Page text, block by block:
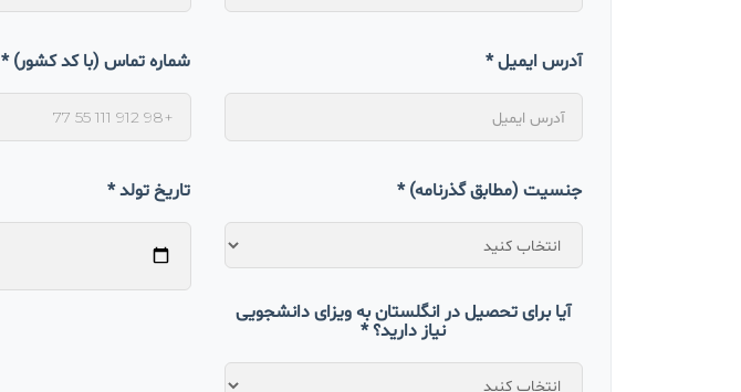
شماره تماس (با کد کشور) * آدرس ایمیل *
تاریخ تولد * جنسیت (مطابق گذرنامه) *
آیا برای تحصیل در انگلستان به ویزای دانشجویی
نیاز دارید؟ *